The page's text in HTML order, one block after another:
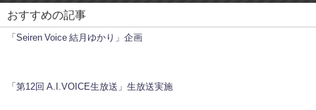
おすすめの記事
「Seiren Voice 結月ゆかり」企画
「第12回 A.I.VOICE生放送」生放送実施